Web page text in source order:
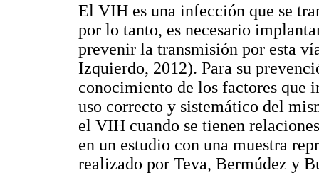
El VIH es una infección que se
por lo tanto, es necesario
prevenir la transmisión por esta
Izquierdo, 2012). Para su
conocimiento de los factores que
uso correcto y sistemático del
el VIH cuando se tienen
en un estudio con una muestra
realizado por Teva, Bermúdez y